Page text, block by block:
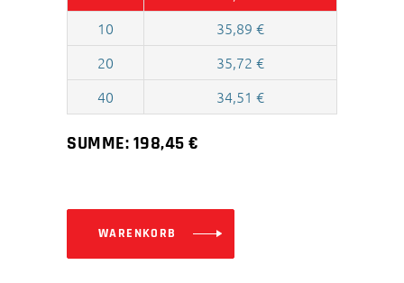
10
35,89 €
20
35,72 €
40
34,51 €
SUMME:198,45€
WARENKORB